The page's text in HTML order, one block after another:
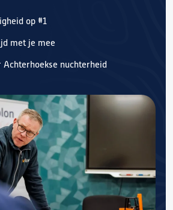
op #1
met je mee
Achterhoekse nuchterheid